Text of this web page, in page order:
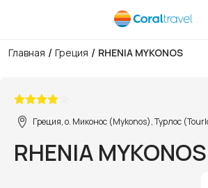
Главная / Греция / RHENIA MYKONOS
Греция, о. Миконос (Mykonos), Турлос
RHENIA MYKONOS